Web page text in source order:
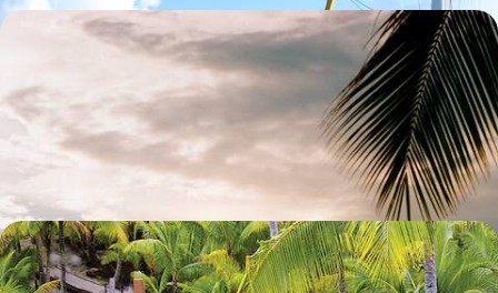
Tête-à-tête polynésien en refuges d'exception -
Motus, cocoteraies et sable rose
Après Tahiti, rejoindre deux îlots coralliens cultivant dans l'intimité un
luxe tout en décontraction
12 jours, de 7200 à 10000 €
De Venice Beach au Brando - Après Los Angeles, le
rêve polynésien